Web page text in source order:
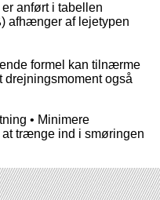
anført i tabellen
afhænger af lejetypen
formel kan tilnærme
drejningsmoment også
• Minimere
at trænge ind i smøringen